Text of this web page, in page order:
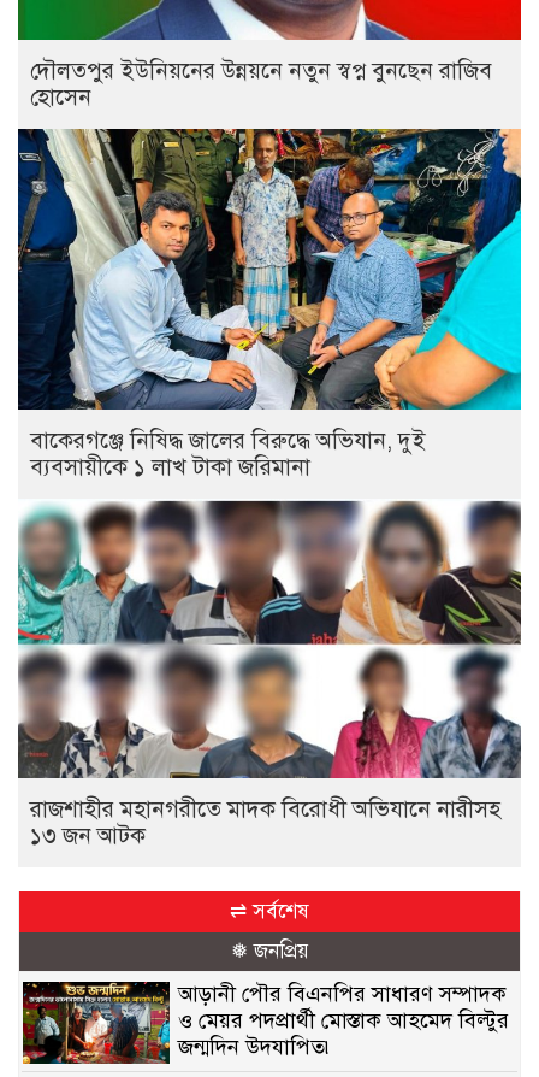
দৌলতপুর ইউনিয়নের উন্নয়নে নতুন স্বপ্ন বুনছেন রাজিব
হোসেন
বাকেরগঞ্জে নিষিদ্ধ জালের বিরুদ্ধে অভিযান, দুই
ব্যবসায়ীকে ১ লাখ টাকা জরিমানা
রাজশাহীর মহানগরীতে মাদক বিরোধী অভিযানে নারীসহ
১৩ জন আটক
⇌ সর্বশেষ
❅ জনপ্রিয়
আড়ানী পৌর বিএনপির সাধারণ সম্পাদক
ও মেয়র পদপ্রার্থী মোস্তাক আহমেদ বিল্টুর
জন্মদিন উদযাপিত৷